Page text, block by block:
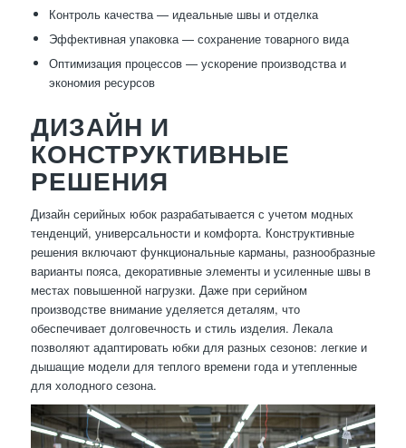
Контроль качества — идеальные швы и отделка
Эффективная упаковка — сохранение товарного вида
Оптимизация процессов — ускорение производства и
экономия ресурсов
ДИЗАЙН И
КОНСТРУКТИВНЫЕ
РЕШЕНИЯ
Дизайн серийных юбок разрабатывается с учетом модных
тенденций, универсальности и комфорта. Конструктивные
решения включают функциональные карманы, разнообразные
варианты пояса, декоративные элементы и усиленные швы в
местах повышенной нагрузки. Даже при серийном
производстве внимание уделяется деталям, что
обеспечивает долговечность и стиль изделия. Лекала
позволяют адаптировать юбки для разных сезонов: легкие и
дышащие модели для теплого времени года и утепленные
для холодного сезона.